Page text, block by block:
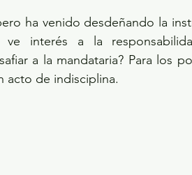
ha venido desdeñando la
interés a la
a la mandataria? Para los
acto de indisciplina.